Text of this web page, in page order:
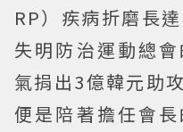
RP）疾病折磨長
失明防治運動總
氣捐出3億韓元助
便是陪著擔任會